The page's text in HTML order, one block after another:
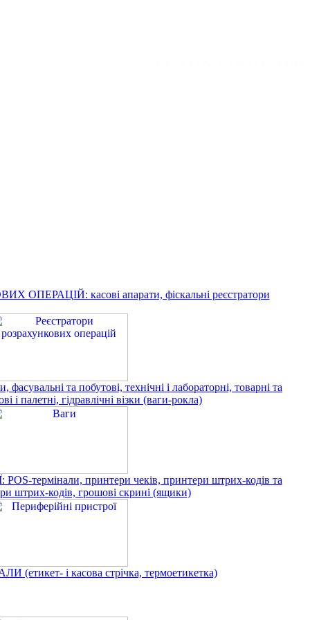
касові апарати, фіскальні реєстратори
та побутові, технічні і лабораторні, товарні та
і палетні, гідравлічні візки (ваги-рокла)
термінали, принтери чеків, принтери штрих-кодів та
штрих-кодів, грошові скрині (ящики)
і касова стрічка, термоетикетка)